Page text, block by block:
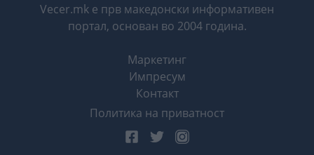
Vecer.mk е прв македонски информативен
портал, основан во 2004 година.
Маркетинг
Импресум
Контакт
Политика на приватност